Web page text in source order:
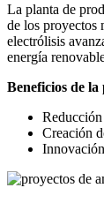
La planta de
de los proyectos
electrólisis
energía
Beneficios de
Creación